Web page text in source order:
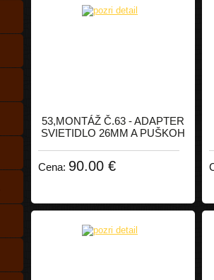
53,MONTÁŽ Č.63 - ADAPTER
SVIETIDLO 26MM A PUŠKOH
Cena: 90.00 €